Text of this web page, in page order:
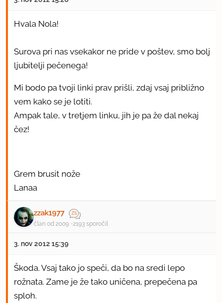
Hvala Nola!
Surova pri nas vsekakor ne pride v poštev, smo bolj
ljubitelji pečenega!
Mi bodo pa tvoji linki prav prišli, zdaj vsaj približno
vem kako se je lotiti.
Ampak tale, v tretjem linku, jih je pa že dal nekaj
čez!
Grem brusit nože
Lanaa
zzak1977
član od 2009 2193 sporočil
3. nov 2012 15:39
Škoda. Vsaj tako jo speči, da bo na sredi lepo
rožnata. Zame je že tako uničena, prepečena pa
sploh.